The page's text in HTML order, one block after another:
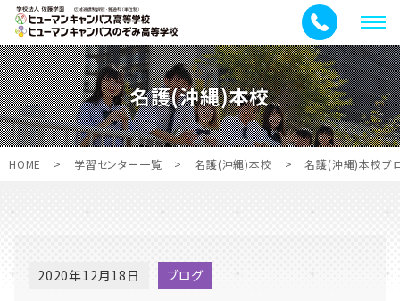
メ
ニ
ュ
ー
名護(沖縄)本校
HOME > 学習センター一覧 > 名護(沖縄)本校 > 名護(沖縄)本校ブ
2020年12月18日 ブログ